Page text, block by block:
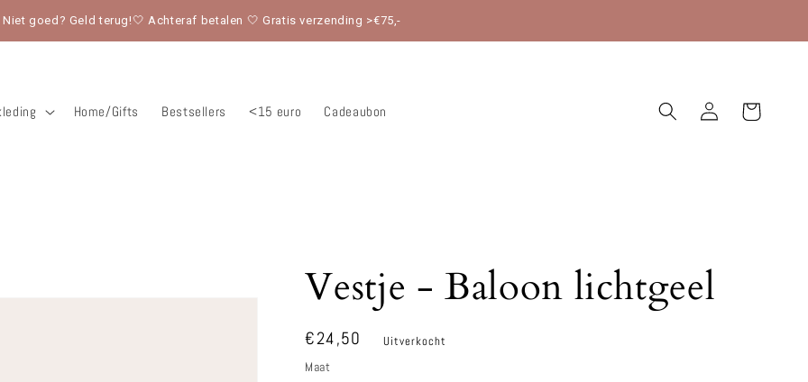
Niet goed? Geld terug!🤍 Achteraf betalen 🤍 Gratis verzending >€75,-
Home/Gifts Bestsellers <15 euro Cadeaubon InloggenWinkelwagen
Vestje - Baloon lichtgeel
Normale
prijs
€24,50 Uitverkocht
Maat